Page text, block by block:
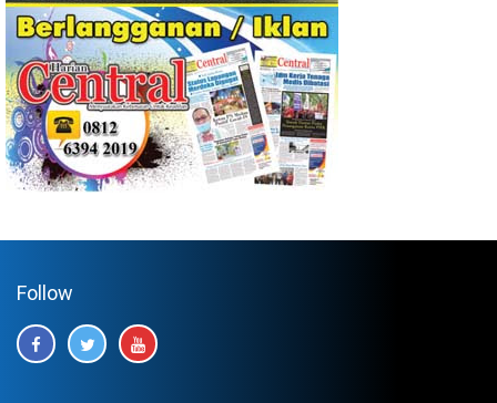
Follow